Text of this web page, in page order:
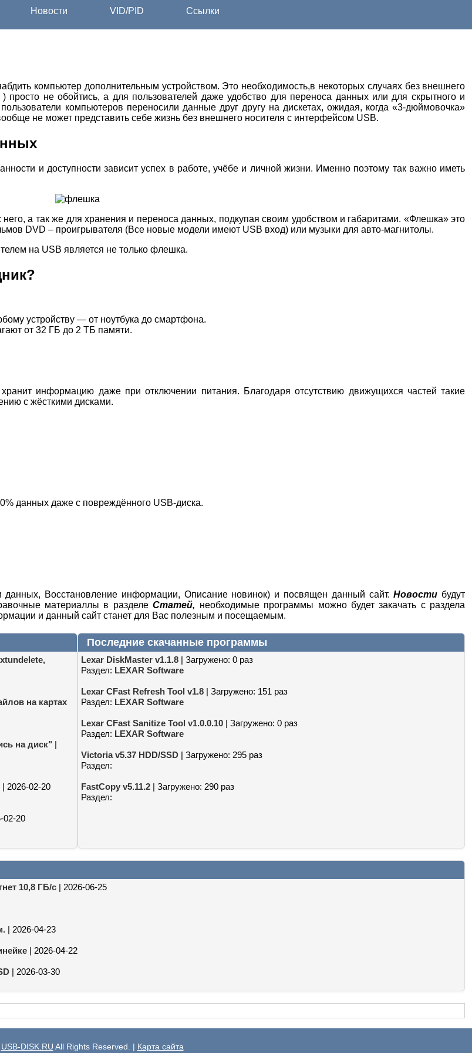
Новости VID/PID Ссылки
компьютер дополнительным устройством. Это необходимость,в некоторых случаях без внешнего
просто не обойтись, а для пользователей даже удобство для переноса данных или для скрытного и
компьютеров переносили данные друг другу на дискетах, ожидая, когда «3-дюймовочка»
не может представить себе жизнь без внешнего носителя с интерфейсом USB.
и доступности зависит успех в работе, учёбе и личной жизни. Именно поэтому так важно иметь
а так же для хранения и переноса данных, подкупая своим удобством и габаритами. «Флешка» это
DVD – проигрывателя (Все новые модели имеют USB вход) или музыки для авто-магнитолы.
на USB является не только флешка.
устройству — от ноутбука до смартфона.
от 32 ГБ до 2 ТБ памяти.
информацию даже при отключении питания. Благодаря отсутствию движущихся частей такие
с жёсткими дисками.
данных даже с повреждённого USB-диска.
данных, Восстановление информации, Описание новинок) и посвящен данный сайт.Новости будут
материаллы в разделеСтатей, необходимые программы можно будет закачать с раздела
и данный сайт станет для Вас полезным и посещаемым.
на картах
на диск" |
| 2026-02-20
02-20
Последние скачанные программы
Lexar DiskMaster v1.1.8 | Загружено: 0 раз
Раздел: LEXAR Software
Lexar CFast Refresh Tool v1.8 | Загружено: 151 раз
Раздел: LEXAR Software
Lexar CFast Sanitize Tool v1.0.0.10 | Загружено: 0 раз
Раздел: LEXAR Software
Victoria v5.37 HDD/SSD | Загружено: 295 раз
Раздел:
FastCopy v5.11.2 | Загружено: 290 раз
Раздел:
10,8 ГБ/с| 2026-06-25
| 2026-04-23
| 2026-04-22
| 2026-03-30
USB-DISK.RU All Rights Reserved. | Карта сайта